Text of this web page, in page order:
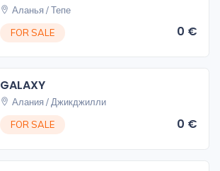
Аланья / Тепе
FOR SALE
0 €
GALAXY
Алания / Джикджилли
FOR SALE
0 €